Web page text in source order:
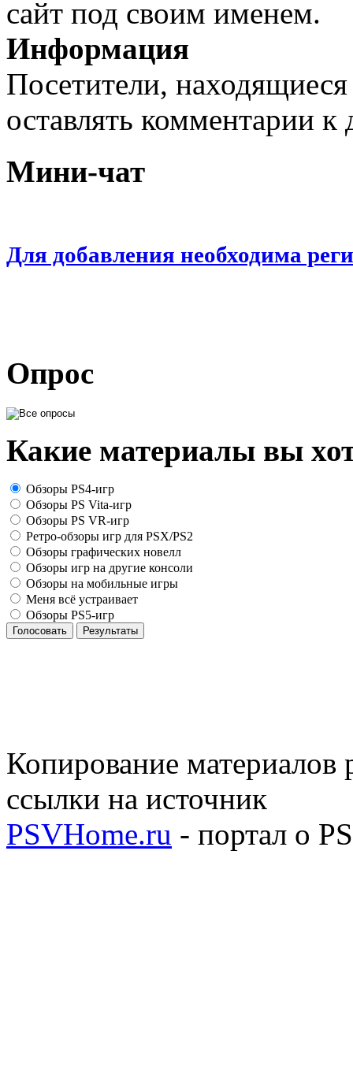
сайт под своим именем.
Информация
Посетители,
оставлять комментарии
Мини-чат
Для добавления необходима
Опрос
Какие материалы вы
Обзоры PS4-игр
Обзоры PS Vita-игр
Обзоры PS VR-игр
Ретро-обзоры игр для PSX/PS2
Обзоры графических новелл
Обзоры игр на другие консоли
Обзоры на мобильные игры
Меня всё устраивает
Обзоры PS5-игр
Голосовать Результаты
Копирование материалов
ссылки на источник
PSVHome.ru - портал о